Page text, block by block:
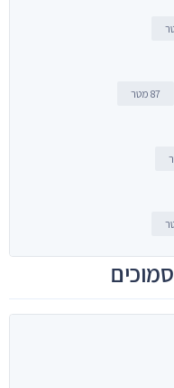
87 מטר